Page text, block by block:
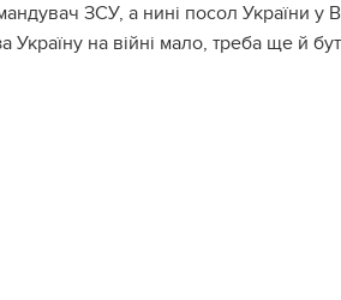
ЗСУ, а нині посол України у
Україну на війні мало, треба ще й